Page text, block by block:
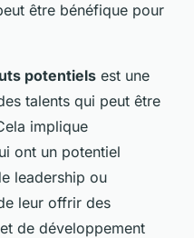
être bénéfique pour
potentiels est une
talents qui peut être
implique
ont un potentiel
leadership ou
leur offrir des
de développement